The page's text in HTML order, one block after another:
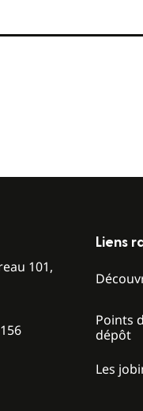
101,
Liens
Points
dépôt
Les